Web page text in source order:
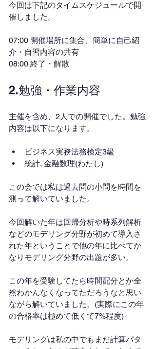
今回は下記のタイムスケジュールで開
催しました。
07:00 開催場所に集合、簡単に自己紹
介・自習内容の共有
08:00 終了・解散
2.勉強・作業内容
主催を含め、2人での開催でした。勉強
内容は以下になります。
ビジネス実務法務検定3級
統計, 金融数理(わたし)
この会では私は過去問の小問を時間を
測って解いていました。
今回解いた年は回帰分析や時系列解析
などのモデリング分野が初めて導入さ
れた年ということで他の年に比べてか
なりモデリング分野の出題が多い。
この年を受験してたら時間配分とか全
然わかんなくなってただろうなと思い
ながら解いていました。(実際にこの年
の合格率は極めて低くて7%程度)
モデリングは私の中でもまだ計算パタ